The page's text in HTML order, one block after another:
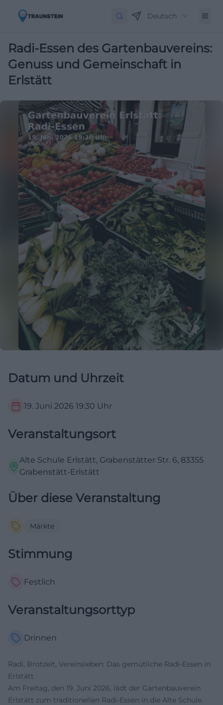
Deutsch
Radi-Essen des Gartenbauvereins:
Genuss und Gemeinschaft in
Erlstätt
Datum und Uhrzeit
19. Juni 2026 19:30 Uhr
Veranstaltungsort
Alte Schule Erlstätt, Grabenstätter Str. 6, 83355
Grabenstätt-Erlstätt
Über diese Veranstaltung
Märkte
Stimmung
Festlich
Veranstaltungsorttyp
Drinnen
Radi, Brotzeit, Vereinsleben: Das gemütliche Radi-Essen in
Erlstätt
Am Freitag, den 19. Juni 2026, lädt der Gartenbauverein
Erlstätt zum traditionellen Radi-Essen in die Alte Schule